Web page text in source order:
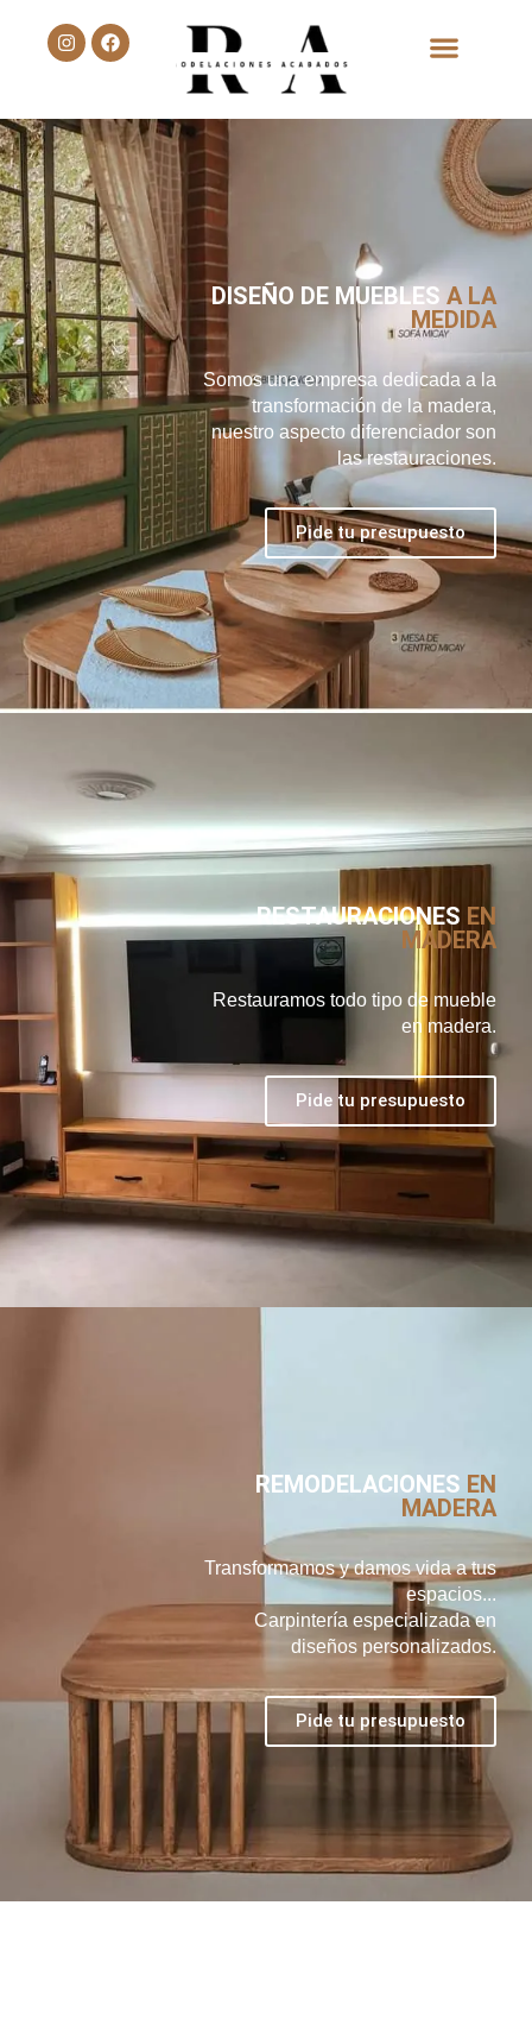
DISEÑO DE MUEBLES A LA
MEDIDA
Somos una empresa dedicada a la
transformación de la madera,
nuestro aspecto diferenciador son
las restauraciones.
Pide tu presupuesto
RESTAURACIONES EN
MADERA
Restauramos todo tipo de mueble
en madera.
Pide tu presupuesto
REMODELACIONES EN
MADERA
Transformamos y damos vida a tus
espacios...
Carpintería especializada en
diseños personalizados.
Pide tu presupuesto